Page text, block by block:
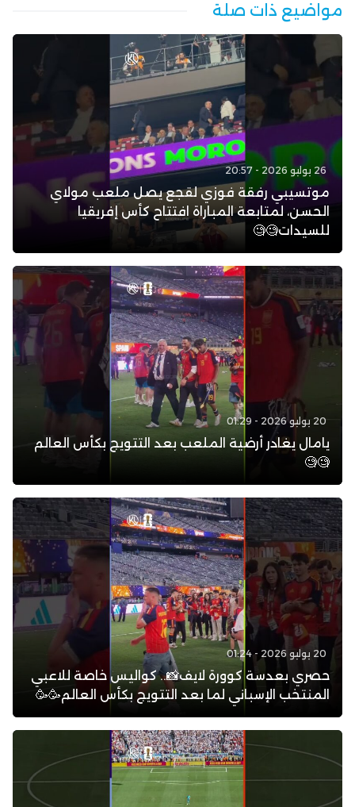
مواضيع ذات صلة
26 يوليو 2026 - 20:57
موتسيبي رفقة فوزي لقجع يصل ملعب مولاي
الحسن، لمتابعة المباراة افتتاح كأس إفريقيا
للسيدات🧐🧐
20 يوليو 2026 - 01:29
يامال يغادر أرضية الملعب بعد التتويج بكأس العالم
🧐🧐
20 يوليو 2026 - 01:24
حصري بعدسة كوورة لايف📸.. كواليس خاصة للاعبي
المنتخب الإسباني لما بعد التتويج بكأس العالم🥳🥳